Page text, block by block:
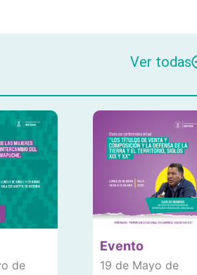
Ver todas
de
Evento
19 de Mayo de